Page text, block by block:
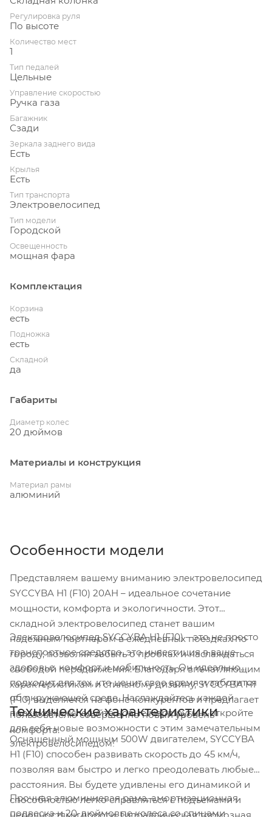
Регулировка руля
По высоте
Количество мест
1
Тип педалей
Цельные
Управление скоростью
Ручка газа
Багажник
Сзади
Зеркала заднего вида
Есть
Крылья
Есть
Тип транспорта
Электровелосипед
Тип модели
Городской
Освещенность
мощная фара
Комплектация
Корзина
есть
Подножка
есть
Складной
да
Габариты
Диаметр колес
20 дюймов
Материалы и конструкция
Материал рамы
алюминий
Особенности модели
Представляем вашему вниманию электровелосипед
SYCCYBA H1 (F10) 20AH – идеальное сочетание
мощности, комфорта и экологичности. Этот
складной электровелосипед станет вашим
надежным партнером в ежедневных поездках по
городу, позволяя забыть о пробках и наслаждаться
свободой передвижения. Благодаря впечатляющим
характеристикам и стильному дизайну, SYCCYBA H1
(F10) выделяется на фоне конкурентов и предлагает
пользователю совершенно новый уровень
комфорта.
Электровелосипед SYCCYBA H1 (F10) – это не просто
транспортное средство, это инвестиция в ваше
здоровье, комфорт и мобильность. Он идеально
подходит для тех, кто ценит свое время и заботится
об окружающей среде. Наслаждайтесь каждой
поездкой, исследуйте новые маршруты и откройте
для себя новые возможности с этим замечательным
электровелосипедом!
Технические характеристики
Оснащенный мощным 500W двигателем, SYCCYBA
H1 (F10) способен развивать скорость до 45 км/ч,
позволяя вам быстро и легко преодолевать любые
расстояния. Вы будете удивлены его динамикой и
способностью легко справляться с подъемами и
неровностями дороги. Гидравлическая тормозная
Прочная алюминиевая рама, амортизационная
подвеска и 20-дюймовые колеса со спицами